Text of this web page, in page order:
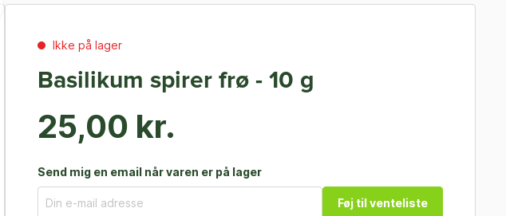
Ikke på lager
Basilikum spirer frø - 10 g
25,00 kr.
Send mig en email når varen er på lager
Føj til venteliste